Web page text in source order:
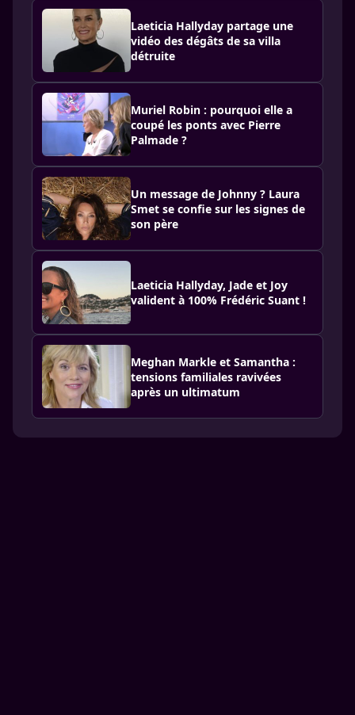
Laeticia Hallyday partage une
vidéo des dégâts de sa villa
détruite
Muriel Robin : pourquoi elle a
coupé les ponts avec Pierre
Palmade ?
Un message de Johnny ? Laura
Smet se confie sur les signes de
son père
Laeticia Hallyday, Jade et Joy
valident à 100% Frédéric Suant !
Meghan Markle et Samantha :
tensions familiales ravivées
après un ultimatum